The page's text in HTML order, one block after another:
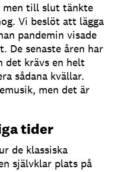
men till slut tänkte
Vi beslöt att lägga
pandemin visade
De senaste åren har
det krävs en helt
sådana kvällar.
men det är
tider
de klassiska
självklar plats på